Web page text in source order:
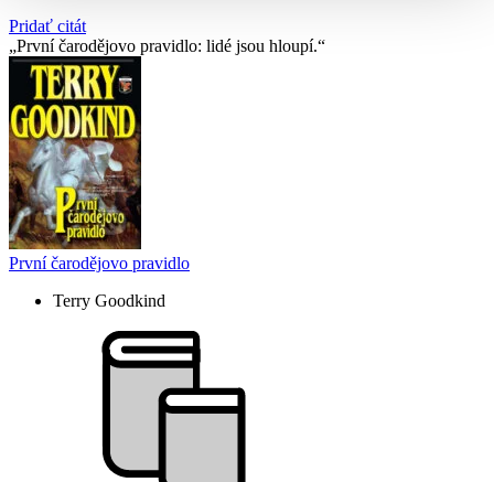
Pridať citát
První čarodějovo pravidlo: lidé jsou hloupí.
První čarodějovo pravidlo
Terry Goodkind